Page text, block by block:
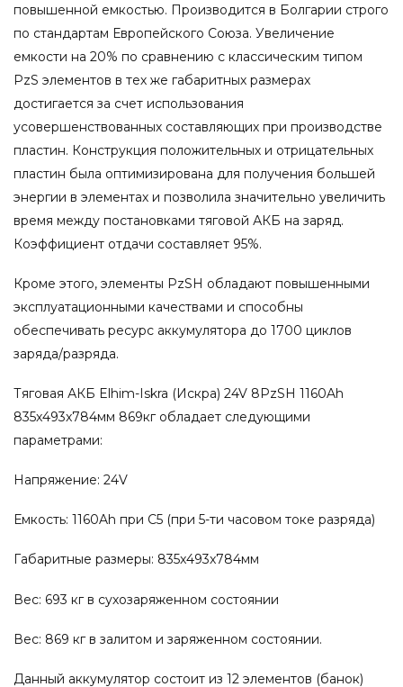
повышенной емкостью. Производится в Болгарии строго
по стандартам Европейского Союза. Увеличение
емкости на 20% по сравнению с классическим типом
PzS элементов в тех же габаритных размерах
достигается за счет использования
усовершенствованных составляющих при производстве
пластин. Конструкция положительных и отрицательных
пластин была оптимизирована для получения большей
энергии в элементах и позволила значительно увеличить
время между постановками тяговой АКБ на заряд.
Коэффициент отдачи составляет 95%.
Кроме этого, элементы PzSH обладают повышенными
эксплуатационными качествами и способны
обеспечивать ресурс аккумулятора до 1700 циклов
заряда/разряда.
Тяговая АКБ Elhim-Iskra (Искра) 24V 8PzSH 1160Ah
835x493x784мм 869кг обладает следующими
параметрами:
Напряжение: 24V
Емкость: 1160Ah при С5 (при 5-ти часовом токе разряда)
Габаритные размеры: 835x493x784мм
Вес: 693 кг в сухозаряженном состоянии
Вес: 869 кг в залитом и заряженном состоянии.
Данный аккумулятор состоит из 12 элементов (банок)